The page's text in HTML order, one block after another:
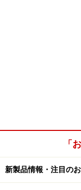
「
新製品情報・注目の